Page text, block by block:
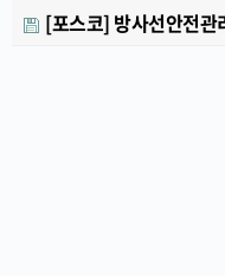
[포스코] 방사선안전